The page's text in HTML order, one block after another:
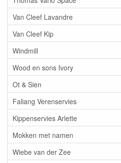
Van Cleef Lavandre
Van Cleef Kip
Windmill
Wood en sons Ivory
Ot & Sien
Faliang Verenservies
Kippenservies Arlette
Mokken met namen
Wiebe van der Zee